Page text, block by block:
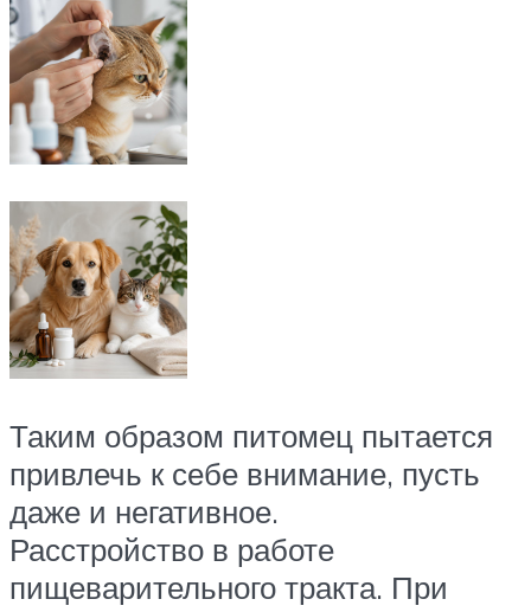
Таким образом питомец пытается
привлечь к себе внимание, пусть
даже и негативное.
Расстройство в работе
пищеварительного тракта. При